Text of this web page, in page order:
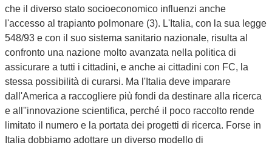
che il diverso stato socioeconomico influenzi anche
l'accesso al trapianto polmonare (3). L'Italia, con la sua legge
548/93 e con il suo sistema sanitario nazionale, risulta al
confronto una nazione molto avanzata nella politica di
assicurare a tutti i cittadini, e anche ai cittadini con FC, la
stessa possibilità di curarsi. Ma l'Italia deve imparare
dall'America a raccogliere più fondi da destinare alla ricerca
e all''innovazione scientifica, perché il poco raccolto rende
limitato il numero e la portata dei progetti di ricerca. Forse in
Italia dobbiamo adottare un diverso modello di